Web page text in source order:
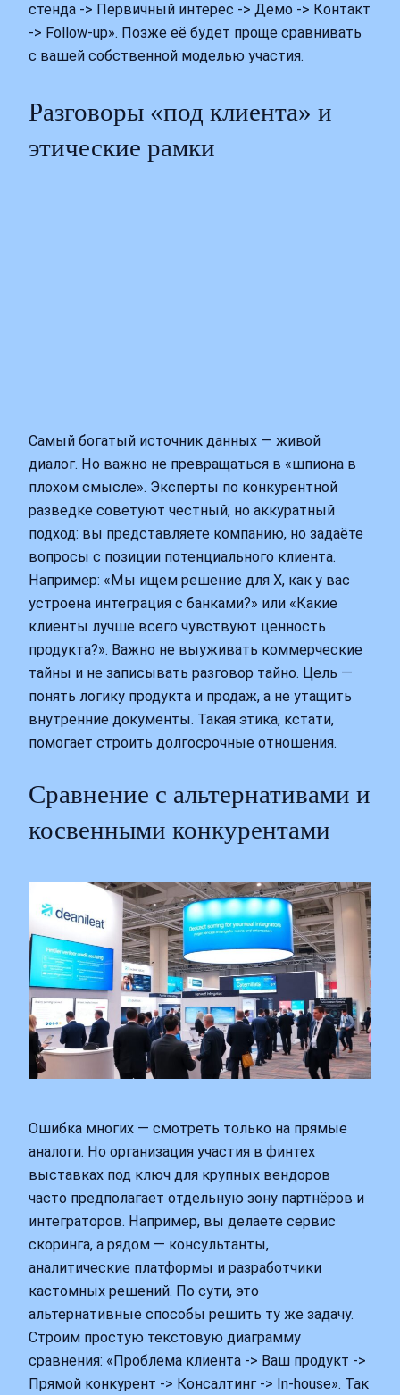
стенда -> Первичный интерес -> Демо -> Контакт
-> Follow-up». Позже её будет проще сравнивать
с вашей собственной моделью участия.
Разговоры «под клиента» и
этические рамки
Самый богатый источник данных — живой
диалог. Но важно не превращаться в «шпиона в
плохом смысле». Эксперты по конкурентной
разведке советуют честный, но аккуратный
подход: вы представляете компанию, но задаёте
вопросы с позиции потенциального клиента.
Например: «Мы ищем решение для X, как у вас
устроена интеграция с банками?» или «Какие
клиенты лучше всего чувствуют ценность
продукта?». Важно не выуживать коммерческие
тайны и не записывать разговор тайно. Цель —
понять логику продукта и продаж, а не утащить
внутренние документы. Такая этика, кстати,
помогает строить долгосрочные отношения.
Сравнение с альтернативами и
косвенными конкурентами
Ошибка многих — смотреть только на прямые
аналоги. Но организация участия в финтех
выставках под ключ для крупных вендоров
часто предполагает отдельную зону партнёров и
интеграторов. Например, вы делаете сервис
скоринга, а рядом — консультанты,
аналитические платформы и разработчики
кастомных решений. По сути, это
альтернативные способы решить ту же задачу.
Строим простую текстовую диаграмму
сравнения: «Проблема клиента -> Ваш продукт ->
Прямой конкурент -> Консалтинг -> In-house». Так